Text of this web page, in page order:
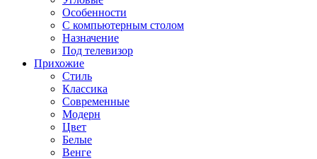
Особенности
С компьютерным столом
Назначение
Под телевизор
Прихожие
Стиль
Классика
Современные
Модерн
Цвет
Белые
Венге